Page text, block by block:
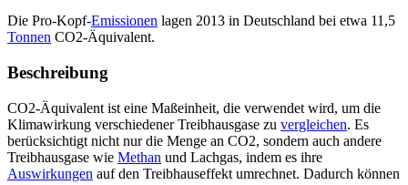
Die Pro-Kopf-Emissionen lagen 2013 in Deutschland bei etwa 11,5
Tonnen CO2-Äquivalent.
Beschreibung
CO2-Äquivalent ist eine Maßeinheit, die verwendet wird, um die
Klimawirkung verschiedener Treibhausgase zu vergleichen. Es
berücksichtigt nicht nur die Menge an CO2, sondern auch andere
Treibhausgase wie Methan und Lachgas, indem es ihre
Auswirkungen auf den Treibhauseffekt umrechnet. Dadurch können